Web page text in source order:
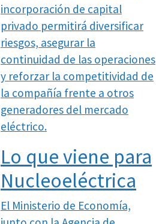
incorporación de capital
privado permitirá diversificar
riesgos, asegurar la
continuidad de las operaciones
y reforzar la competitividad de
la compañía frente a otros
generadores del mercado
eléctrico.
Lo que viene para
Nucleoeléctrica
El Ministerio de Economía,